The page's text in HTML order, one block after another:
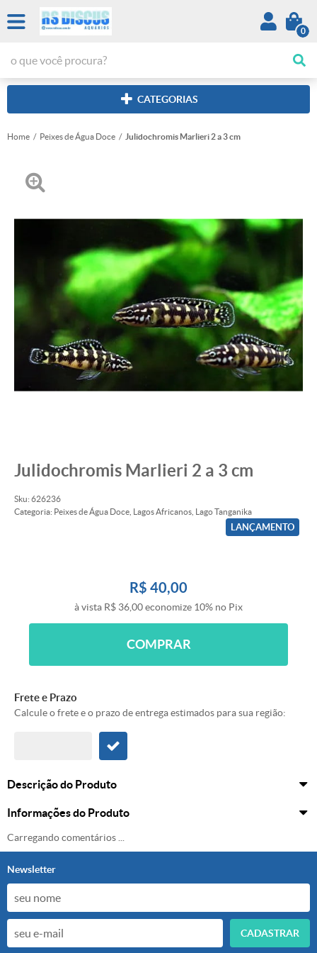
0
CATEGORIAS
Home Peixes de Água Doce Julidochromis Marlieri 2 a 3 cm
Julidochromis Marlieri 2 a 3 cm
Sku: 626236
Categoria: Peixes de Água Doce Lagos Africanos Lago Tanganika
LANÇAMENTO
R$ 40,00
à vista R$ 36,00economize 10% no Pix
COMPRAR
Frete e Prazo
Calcule o frete e o prazo de entrega estimados para sua região:
Descrição do Produto
Informações do Produto
Carregando comentários ...
Newsletter
CADASTRAR